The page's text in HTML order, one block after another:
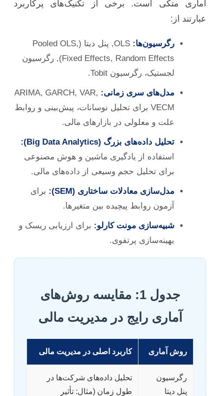
آماری متکی است. برخی از تکنیک‌های پرکاربرد
عبارتند از:
رگرسیون‌ها:
OLS, پنل دیتا (Pooled OLS,
Fixed Effects, Random Effects), رگرسیون
لجستیک، رگرسیون Tobit.
مدل‌های سری زمانی: ARIMA, GARCH, VAR,
VECM برای تحلیل نوسانات، پیش‌بینی و روابط
علت و معلولی در بازارهای مالی.
تحلیل داده‌های بزرگ (Big Data Analytics):
استفاده از یادگیری ماشین و هوش مصنوعی
برای تحلیل حجم وسیعی از داده‌های مالی.
مدل‌سازی معادلات ساختاری (SEM):
برای
آزمون روابط پیچیده بین متغیرها.
شبیه‌سازی مونت کارلو: برای ارزیابی ریسک و
بهینه‌سازی پرتفوی.
جدول 1: مقایسه روش‌های
آماری رایج در مدیریت مالی
روش آماری کاربرد اصلی در مدیریت مالی
رگرسیون
پنل دیتا
تحلیل داده‌های شرکت‌ها در
طول زمان (مثال: تأثیر